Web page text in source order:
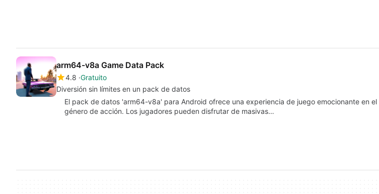
arm64-v8a Game Data Pack
4.8 Gratuito
Diversión sin límites en un pack de datos
El pack de datos 'arm64-v8a' para Android ofrece una experiencia de juego emocionante en el
género de acción. Los jugadores pueden disfrutar de masivas…